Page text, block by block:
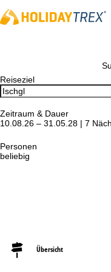
Reiseziel
Zeitraum & Dauer
10.08.26 – 31.05.28 | 7
Personen
beliebig
Übersicht